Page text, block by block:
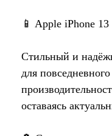
📱 Apple iPhone
Стильный и
для
оставаясь